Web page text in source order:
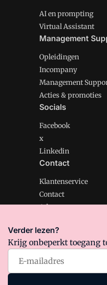
AI en prompting
Virtual Assistant
Management
Opleidingen
Incompany
Management
Acties & promoties
Socials
Facebook
x
Linkedin
Contact
Klantenservice
Contact
Adverteren
Management
Algemene
Verder lezen?
Krijg onbeperkt toegang